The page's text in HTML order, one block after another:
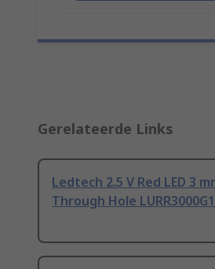
Gerelateerde Links
Ledtech 2.5 V Red LED 3
Through Hole